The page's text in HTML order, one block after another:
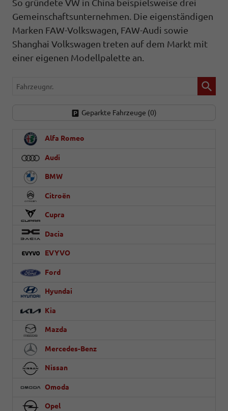
So gründete VW in China beispielsweise drei
Gemeinschaftsunternehmen. Die eigenständigen
Marken FAW-Volkswagen, FAW-Audi sowie
Shanghai Volkswagen treten auf dem Markt mit
einer eigenen Modellpalette an.
Fahrzeugnr.
Geparkte Fahrzeuge (0)
Alfa Romeo
Audi
BMW
Citroën
Cupra
Dacia
EVYVO
Ford
Hyundai
Kia
Mazda
Mercedes-Benz
Nissan
Omoda
Opel